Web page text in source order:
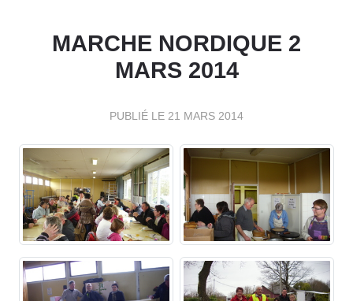
MARCHE NORDIQUE 2
MARS 2014
PUBLIÉ LE 21 MARS 2014